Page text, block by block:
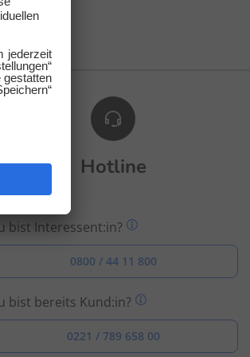
Hotline
bist Interessent:in?
0800 / 44 11 800
bist bereits Kund:in?
0221 / 789 658 00